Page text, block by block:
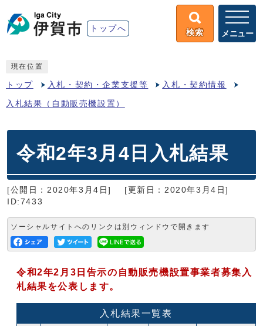
トップへ 検索 メニュー
現在位置
トップ 入札・契約・企業支援等 入札・契約情報
入札結果（自動販売機設置）
令和2年3月4日入札結果
[公開日：2020年3月4日]
[更新日：2020年3月4日]
ID:7433
ソーシャルサイトへのリンクは別ウィンドウで開きます
令和2年2月3日告示の自動販売機設置事業者募集入
札結果を公表します。
入札結果一覧表